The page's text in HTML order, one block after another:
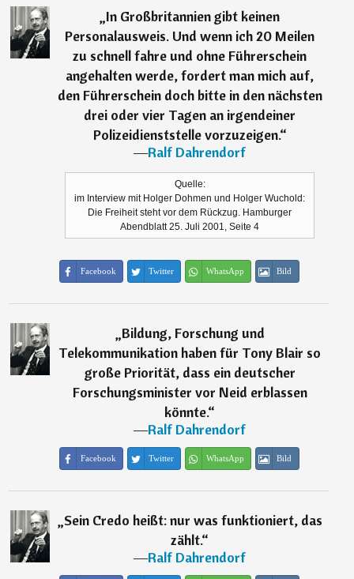
„In Großbritannien gibt keinen
Personalausweis. Und wenn ich 20 Meilen
zu schnell fahre und ohne Führerschein
angehalten werde, fordert man mich auf,
den Führerschein doch bitte in den nächsten
drei oder vier Tagen an irgendeiner
Polizeidienststelle vorzuzeigen.“
―Ralf Dahrendorf
Quelle:
im Interview mit Holger Dohmen und Holger Wuchold:
Die Freiheit steht vor dem Rückzug. Hamburger
Abendblatt 25. Juli 2001, Seite 4
Facebook Twitter WhatsApp Bild
„Bildung, Forschung und
Telekommunikation haben für Tony Blair so
große Priorität, dass ein deutscher
Forschungsminister vor Neid erblassen
könnte.“
―Ralf Dahrendorf
Facebook Twitter WhatsApp Bild
„Sein Credo heißt: nur was funktioniert, das
zählt.“
―Ralf Dahrendorf